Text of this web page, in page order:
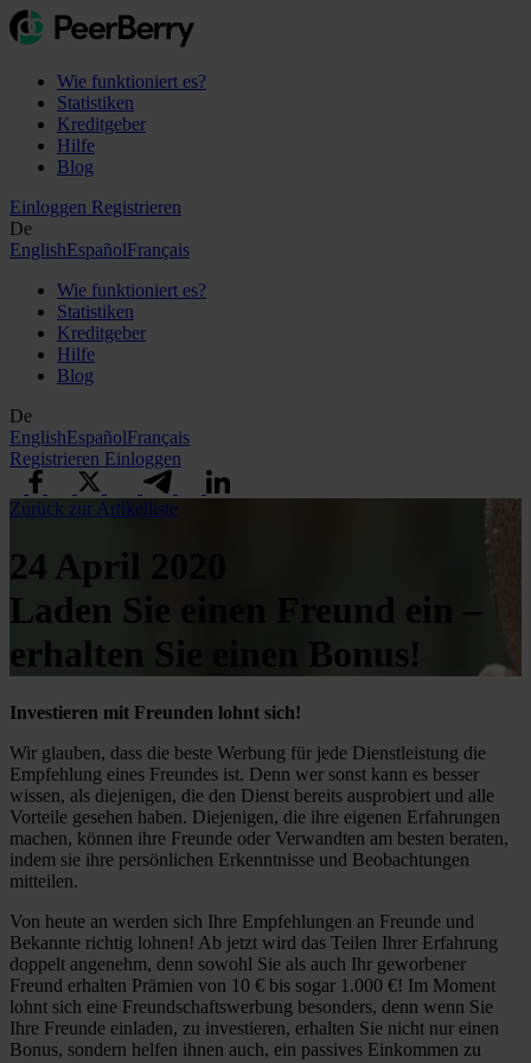
Wie funktioniert es?
Statistiken
Kreditgeber
Hilfe
Blog
Einloggen Registrieren
De
EnglishEspañolFrançais
Wie funktioniert es?
Statistiken
Kreditgeber
Hilfe
Blog
De
EnglishEspañolFrançais
Registrieren Einloggen
Zurück zur Artikelliste
24 April 2020
Laden Sie einen Freund ein –
erhalten Sie einen Bonus!
Investieren mit Freunden lohnt sich!
Wir glauben, dass die beste Werbung für jede Dienstleistung die
Empfehlung eines Freundes ist. Denn wer sonst kann es besser
wissen, als diejenigen, die den Dienst bereits ausprobiert und alle
Vorteile gesehen haben. Diejenigen, die ihre eigenen Erfahrungen
machen, können ihre Freunde oder Verwandten am besten beraten,
indem sie ihre persönlichen Erkenntnisse und Beobachtungen
mitteilen.
Von heute an werden sich Ihre Empfehlungen an Freunde und
Bekannte richtig lohnen! Ab jetzt wird das Teilen Ihrer Erfahrung
doppelt angenehm, denn sowohl Sie als auch Ihr geworbener
Freund erhalten Prämien von 10 € bis sogar 1.000 €! Im Moment
lohnt sich eine Freundschaftswerbung besonders, denn wenn Sie
Ihre Freunde einladen, zu investieren, erhalten Sie nicht nur einen
Bonus, sondern helfen ihnen auch, ein passives Einkommen zu